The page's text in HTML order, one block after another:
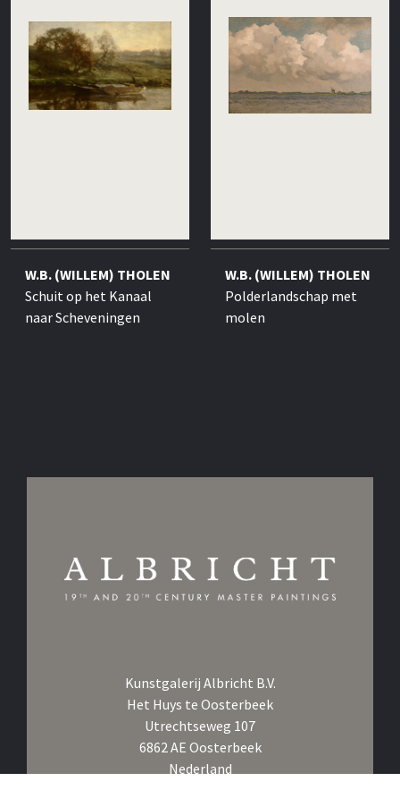
W.B. (WILLEM) THOLEN
Schuit op het Kanaal
naar Scheveningen
W.B. (WILLEM) THOLEN
Polderlandschap met
molen
Kunstgalerij Albricht B.V.
Het Huys te Oosterbeek
Utrechtseweg 107
6862 AE Oosterbeek
Nederland